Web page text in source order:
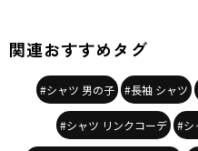
関連おすすめタグ
#シャツ 男の子 #長袖 シャツ
#シャツ リンクコーデ #シ